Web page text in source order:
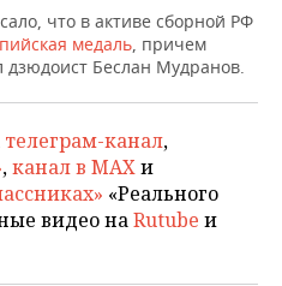
что в активе сборной РФ
медаль, причем
Беслан Мудранов.
телеграм-канал,
,канал в MAXи
«Реального
видео наRutube и